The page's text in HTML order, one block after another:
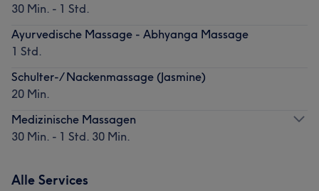
30 Min. - 1 Std.
Ayurvedische Massage - Abhyanga Massage
1 Std.
Schulter-/ Nackenmassage (Jasmine)
20 Min.
Medizinische Massagen
30 Min. - 1 Std. 30 Min.
Alle Services